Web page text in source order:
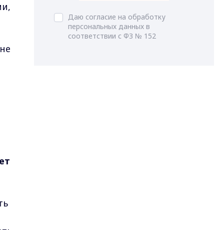
Даю согласие на обработку
персональных данных в
соответствии с ФЗ № 152